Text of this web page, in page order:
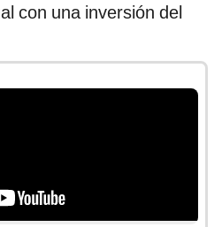
con una inversión del